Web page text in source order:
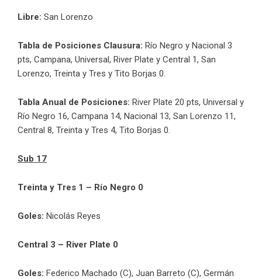
Libre: San Lorenzo
Tabla de Posiciones Clausura: Río Negro y Nacional 3
pts, Campana, Universal, River Plate y Central 1, San
Lorenzo, Treinta y Tres y Tito Borjas 0.
Tabla Anual de Posiciones: River Plate 20 pts, Universal y
Río Negro 16, Campana 14, Nacional 13, San Lorenzo 11,
Central 8, Treinta y Tres 4, Tito Borjas 0.
Sub 17
Treinta y Tres 1 – Río Negro 0
Goles: Nicolás Reyes
Central 3 – River Plate 0
Goles: Federico Machado (C), Juan Barreto (C), Germán